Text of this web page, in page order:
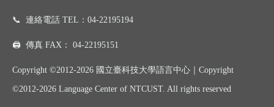
📞 連絡電話 TEL： 04-22195194
🖨️ 傳真 FAX： 04-22195151
Copyright ©2012-2026 國立臺科技大學語言中心｜ Copyright
©2012-2026 Language Center of NTCUST. All rights reserved